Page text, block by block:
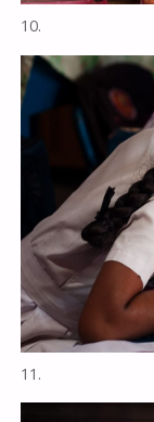
10.
11.